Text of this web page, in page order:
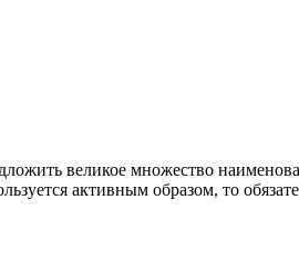
великое множество
активным образом, то